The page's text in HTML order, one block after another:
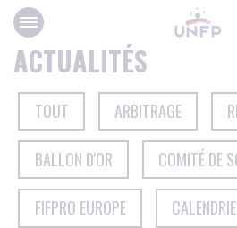
Panneau de gestion des cookies
ACTUALITÉS
TOUT ARBITRAGE
BALLON D'OR COMITÉ DE
FIFPRO EUROPE